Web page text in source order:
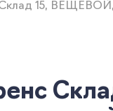
Склад 15,